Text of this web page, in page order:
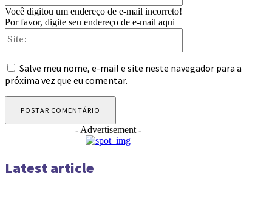
Você digitou um endereço de e-mail incorreto!
Por favor, digite seu endereço de e-mail aqui
Salve meu nome, e-mail e site neste navegador para a
próxima vez que eu comentar.
- Advertisement -
Latest article